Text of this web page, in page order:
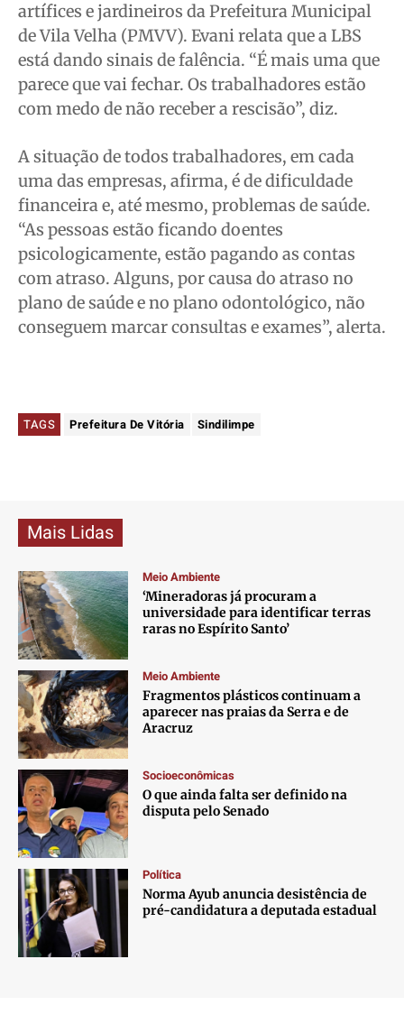
artífices e jardineiros da Prefeitura Municipal
de Vila Velha (PMVV). Evani relata que a LBS
está dando sinais de falência. “É mais uma que
parece que vai fechar. Os trabalhadores estão
com medo de não receber a rescisão”, diz.
A situação de todos trabalhadores, em cada
uma das empresas, afirma, é de dificuldade
financeira e, até mesmo, problemas de saúde.
“As pessoas estão ficando doentes
psicologicamente, estão pagando as contas
com atraso. Alguns, por causa do atraso no
plano de saúde e no plano odontológico, não
conseguem marcar consultas e exames”, alerta.
TAGS Prefeitura De Vitória Sindilimpe
Mais Lidas
Meio Ambiente
‘Mineradoras já procuram a
universidade para identificar terras
raras no Espírito Santo’
Meio Ambiente
Fragmentos plásticos continuam a
aparecer nas praias da Serra e de
Aracruz
Socioeconômicas
O que ainda falta ser definido na
disputa pelo Senado
Política
Norma Ayub anuncia desistência de
pré-candidatura a deputada estadual